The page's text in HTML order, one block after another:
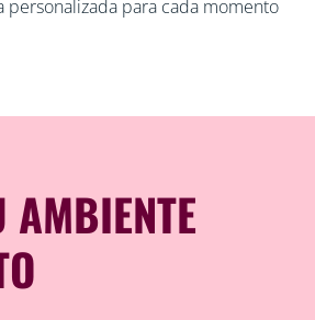
personalizada para cada momento
AMBIENTE